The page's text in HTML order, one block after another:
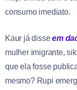
consumo imediato.
Kaur já disseem
mulher imigrante,
que ela fosse
mesmo? Rupi